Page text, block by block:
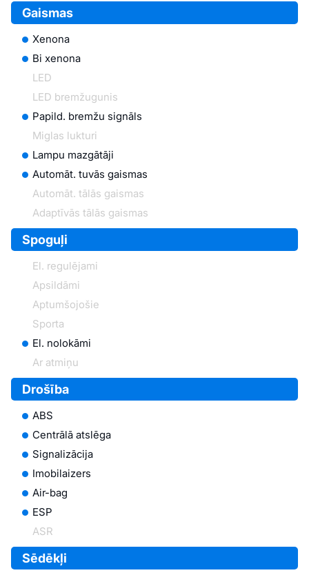
Gaismas
Xenona
Bi xenona
LED
LED bremžugunis
Papild. bremžu signāls
Miglas lukturi
Lampu mazgātāji
Automāt. tuvās gaismas
Automāt. tālās gaismas
Adaptīvās tālās gaismas
Spoguļi
El. regulējami
Apsildāmi
Aptumšojošie
Sporta
El. nolokāmi
Ar atmiņu
Drošība
ABS
Centrālā atslēga
Signalizācija
Imobilaizers
Air-bag
ESP
ASR
Sēdēkļi